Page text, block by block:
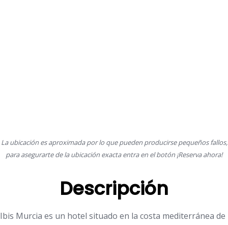
La ubicación es aproximada por lo que pueden producirse pequeños fallos,
para asegurarte de la ubicación exacta entra en el botón ¡Reserva ahora!
Descripción
Ibis Murcia es un hotel situado en la costa mediterránea de